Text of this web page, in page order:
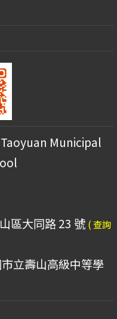
Municipal
區大同路 23 號 ( 查詢
立壽山高級中等學